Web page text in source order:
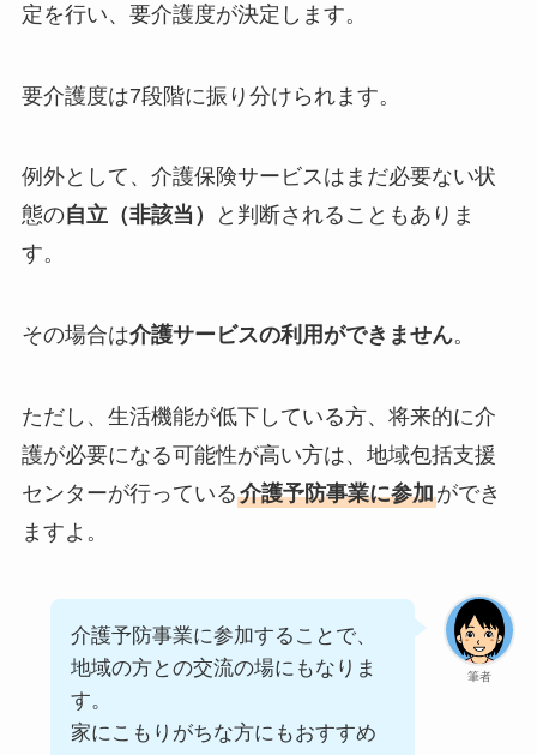
定を行い、要介護度が決定します。
要介護度は7段階に振り分けられます。
例外として、介護保険サービスはまだ必要ない状
態の自立（非該当）
と判断されることもありま
す。
その場合は介護サービスの利用ができません。
ただし、生活機能が低下している方、将来的に介
護が必要になる可能性が高い方は、地域包括支援
センターが行っている介護予防事業に参加ができ
ますよ。
筆者
介護予防事業に参加することで、
地域の方との交流の場にもなりま
す。
家にこもりがちな方にもおすすめ